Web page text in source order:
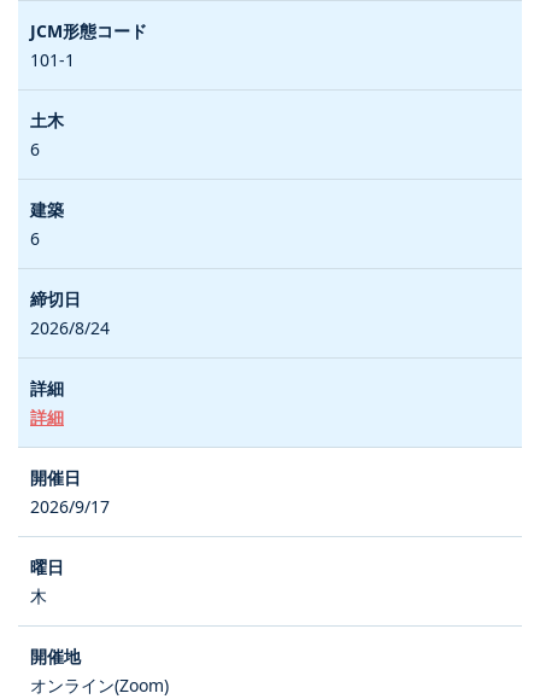
101-1
6
6
2026/8/24
詳細
2026/9/17
木
オンライン(Zoom)